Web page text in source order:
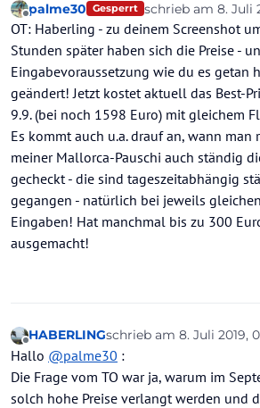
Bungalow Meerblick
Nebengebäude,
Gesamtanzahl der Räume
Aufteilung wie folgt:
Schlafzimmer, 6
Offline
palme30 Gesperrt schrieb am 8. Juli
zuletzt editiert von
OT: Haberling - zu deinem Screenshot
Stunden später haben sich die Preise -
Eingabevoraussetzung wie du es getan
geändert! Jetzt kostet aktuell das Best-
9.9. (bei noch 1598 Euro) mit gleichem
Es kommt auch u.a. drauf an, wann man
meiner Mallorca-Pauschi auch ständig
gecheckt - die sind tageszeitabhängig
gegangen - natürlich bei jeweils
Eingaben! Hat manchmal bis zu 300
ausgemacht!
Offline
HABERLINGschrieb am 8. Juli 2019,
zuletzt editiert von
Hallo @palme30 :
Die Frage vom TO war ja, warum im
solch hohe Preise verlangt werden und